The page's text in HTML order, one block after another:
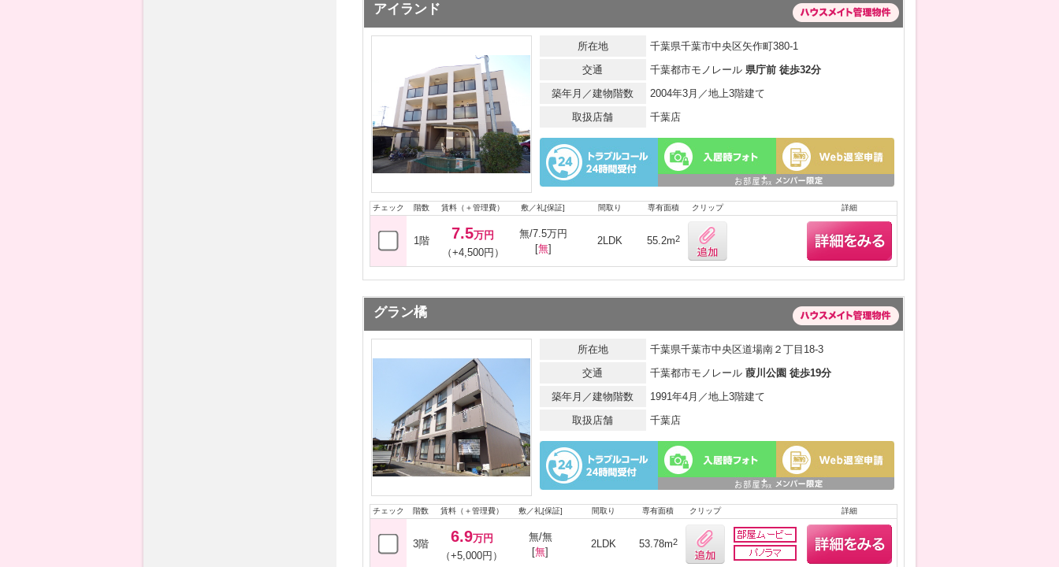
アイランド
所在地
千葉県千葉市中央区矢作町380-1
交通
千葉都市モノレール県庁前 徒歩32分
築年月／建物階数
2004年3月／地上3階建て
取扱店舗
千葉店
チェック 階数 賃料（＋管理費） 敷／礼[保証] 間取り 専有面積 クリップ 詳細
1階 7.5万円
（+4,500円）
無/7.5万円
[無]
2LDK 55.2m2
グラン橘
所在地
千葉県千葉市中央区道場南２丁目18-3
交通
千葉都市モノレール葭川公園 徒歩19分
築年月／建物階数
1991年4月／地上3階建て
取扱店舗
千葉店
チェック 階数 賃料（＋管理費） 敷／礼[保証] 間取り 専有面積 クリップ 詳細
3階 6.9万円
（+5,000円）
無/無
[無]
2LDK 53.78m2